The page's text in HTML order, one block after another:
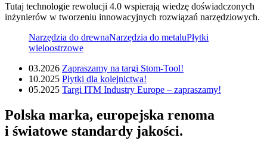
Tutaj technologie rewolucji 4.0 wspierają wiedzę doświadczonych
inżynierów w tworzeniu innowacyjnych rozwiązań narzędziowych.
Narzędzia do drewnaNarzędzia do metaluPłytki
wieloostrzowe
03.2026 Zapraszamy na targi Stom-Tool!
10.2025 Płytki dla kolejnictwa!
05.2025 Targi ITM Industry Europe – zapraszamy!
Polska marka, europejska renoma
i światowe standardy jakości.